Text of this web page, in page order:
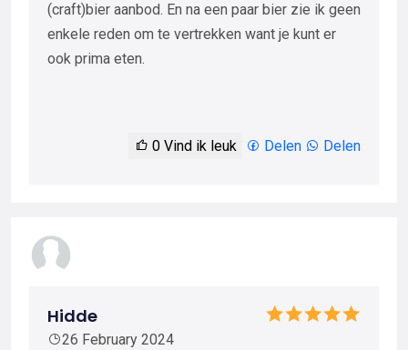
(craft)bier aanbod. En na een paar bier zie ik geen
enkele reden om te vertrekken want je kunt er
ook prima eten.
0 Vind ik leuk Delen Delen
Hidde
26 February 2024